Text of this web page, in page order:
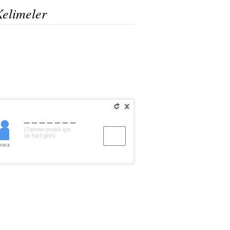
(Tahmin etmek için
bir harf girin)